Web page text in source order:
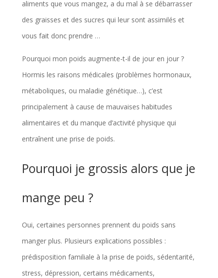
aliments que vous mangez, a du mal à se débarrasser
des graisses et des sucres qui leur sont assimilés et
vous fait donc prendre …
Pourquoi mon poids augmente-t-il de jour en jour ?
Hormis les raisons médicales (problèmes hormonaux,
métaboliques, ou maladie génétique…), c’est
principalement à cause de mauvaises habitudes
alimentaires et du manque d’activité physique qui
entraînent une prise de poids.
Pourquoi je grossis alors que je
mange peu ?
Oui, certaines personnes prennent du poids sans
manger plus. Plusieurs explications possibles :
prédisposition familiale à la prise de poids, sédentarité,
stress, dépression, certains médicaments,